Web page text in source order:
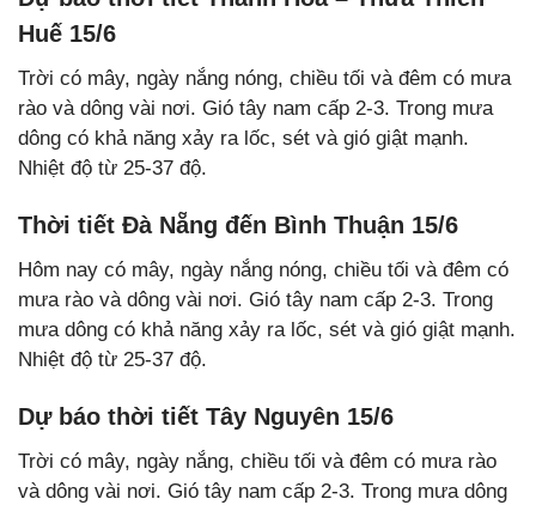
Huế 15/6
Trời có mây, ngày nắng nóng, chiều tối và đêm có mưa
rào và dông vài nơi. Gió tây nam cấp 2-3. Trong mưa
dông có khả năng xảy ra lốc, sét và gió giật mạnh.
Nhiệt độ từ 25-37 độ.
Thời tiết Đà Nẵng đến Bình Thuận 15/6
Hôm nay có mây, ngày nắng nóng, chiều tối và đêm có
mưa rào và dông vài nơi. Gió tây nam cấp 2-3. Trong
mưa dông có khả năng xảy ra lốc, sét và gió giật mạnh.
Nhiệt độ từ 25-37 độ.
Dự báo thời tiết Tây Nguyên 15/6
Trời có mây, ngày nắng, chiều tối và đêm có mưa rào
và dông vài nơi. Gió tây nam cấp 2-3. Trong mưa dông